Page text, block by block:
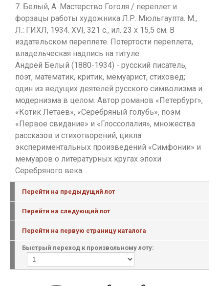
7. Белый, А. Мастерство Гоголя / переплет и
форзацы работы художника Л.Р. Мюльгаупта. М.,
Л.: ГИХЛ, 1934. XVI, 321 c., ил. 23 х 15,5 см. В
издательском переплете. Потертости переплета,
владельческая надпись на титуле.
Андрей Белый (1880-1934) - русский писатель,
поэт, математик, критик, мемуарист, стиховед;
один из ведущих деятелей русского символизма и
модернизма в целом. Автор романов «Петербург»,
«Котик Летаев», «Серебряный голубь», поэм
«Первое свидание» и «Глоссолалия», множества
рассказов и стихотворений, цикла
экспериментальных произведений «Симфонии» и
мемуаров о литературных кругах эпохи
Серебряного века.
Перейти на предыдущий лот
Перейти на следующий лот
Перейти на первую страницу каталога
Быстрый переход к произвольному лоту: